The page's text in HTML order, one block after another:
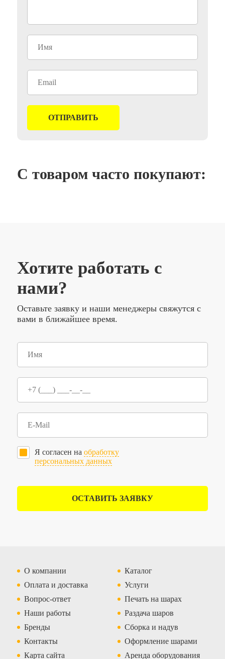
С товаром часто покупают:
Хотите работать с
нами?
Оставьте заявку и наши менеджеры свяжутся с
вами в ближайшее время.
Я согласен на обработку
персональных данных
ОСТАВИТЬ ЗАЯВКУ
О компании
Оплата и доставка
Вопрос-ответ
Наши работы
Бренды
Контакты
Карта сайта
Каталог
Услуги
Печать на шарах
Раздача шаров
Сборка и надув
Оформление шарами
Аренда оборудования